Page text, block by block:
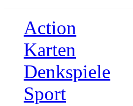
Action
Karten
Denkspiele
Sport